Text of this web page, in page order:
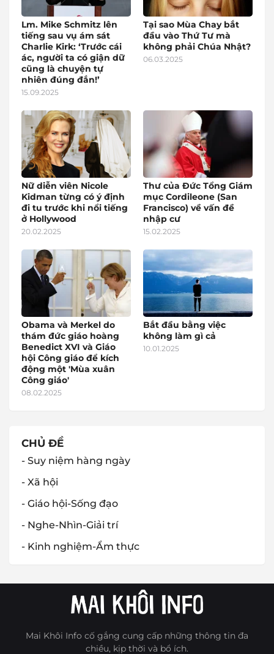
Lm. Mike Schmitz lên
tiếng sau vụ ám sát
Charlie Kirk: ‘Trước cái
ác, người ta có giận dữ
cũng là chuyện tự
nhiên đúng đắn!’
15.09.2025
Tại sao Mùa Chay bắt
đầu vào Thứ Tư mà
không phải Chúa Nhật?
06.03.2025
Nữ diễn viên Nicole
Kidman từng có ý định
đi tu trước khi nổi tiếng
ở Hollywood
20.02.2025
Thư của Đức Tổng Giám
mục Cordileone (San
Francisco) về vấn đề
nhập cư
15.02.2025
Obama và Merkel do
thám đức giáo hoàng
Benedict XVI và Giáo
hội Công giáo để kích
động một 'Mùa xuân
Công giáo'
08.02.2025
Bắt đầu bằng việc
không làm gì cả
10.01.2025
CHỦ ĐỀ
- Suy niệm hàng ngày
- Xã hội
- Giáo hội-Sống đạo
- Nghe-Nhìn-Giải trí
- Kinh nghiệm-Ẩm thực
Mai Khôi Info cố gắng cung cấp những thông tin đa
chiều, kịp thời và bổ ích.